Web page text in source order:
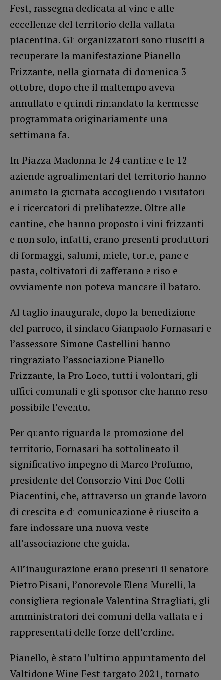
Fest, rassegna dedicata al vino e alle
eccellenze del territorio della vallata
piacentina. Gli organizzatori sono riusciti a
recuperare la manifestazione Pianello
Frizzante, nella giornata di domenica 3
ottobre, dopo che il maltempo aveva
annullato e quindi rimandato la kermesse
programmata originariamente una
settimana fa.
In Piazza Madonna le 24 cantine e le 12
aziende agroalimentari del territorio hanno
animato la giornata accogliendo i visitatori
e i ricercatori di prelibatezze. Oltre alle
cantine, che hanno proposto i vini frizzanti
e non solo, infatti, erano presenti produttori
di formaggi, salumi, miele, torte, pane e
pasta, coltivatori di zafferano e riso e
ovviamente non poteva mancare il bataro.
Al taglio inaugurale, dopo la benedizione
del parroco, il sindaco Gianpaolo Fornasari e
l’assessore Simone Castellini hanno
ringraziato l’associazione Pianello
Frizzante, la Pro Loco, tutti i volontari, gli
uffici comunali e gli sponsor che hanno reso
possibile l’evento.
Per quanto riguarda la promozione del
territorio, Fornasari ha sottolineato il
significativo impegno di Marco Profumo,
presidente del Consorzio Vini Doc Colli
Piacentini, che, attraverso un grande lavoro
di crescita e di comunicazione è riuscito a
fare indossare una nuova veste
all’associazione che guida.
All’inaugurazione erano presenti il senatore
Pietro Pisani, l’onorevole Elena Murelli, la
consigliera regionale Valentina Stragliati, gli
amministratori dei comuni della vallata e i
rappresentati delle forze dell’ordine.
Pianello, è stato l’ultimo appuntamento del
Valtidone Wine Fest targato 2021, tornato